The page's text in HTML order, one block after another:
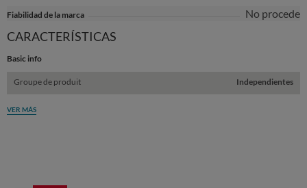
Fiabilidad de la marca No procede
CARACTERÍSTICAS
Basic info
Groupe de produit Independientes
VER MÁS